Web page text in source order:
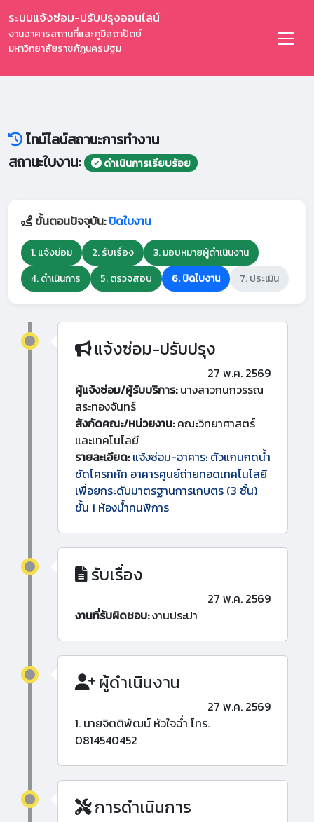
ระบบแจ้งซ่อม-ปรับปรุงออนไลน์
งานอาคารสถานที่และภูมิสถาปัตย์
มหาวิทยาลัยราชภัฏนครปฐม
ไทม์ไลน์สถานะการทำงาน
สถานะใบงาน:
ดำเนินการเรียบร้อย
ขั้นตอนปัจจุบัน:ปิดใบงาน
1. แจ้งซ่อม 2. รับเรื่อง
3. มอบหมายผู้ดำเนินงาน
4. ดำเนินการ
5. ตรวจสอบ 6. ปิดใบงาน 7. ประเมิน
แจ้งซ่อม-ปรับปรุง
27 พ.ค. 2569
ผู้แจ้งซ่อม/ผู้รับบริการ:นางสาวกนกวรรณ
สระทองจันทร์
สังกัดคณะ/หน่วยงาน:คณะวิทยาศาสตร์
และเทคโนโลยี
รายละเอียด: แจ้งซ่อม-อาคาร: ตัวแกนกดน้ำ
ชัดโครกหัก อาคารศูนย์ถ่ายทอดเทคโนโลยี
เพื่อยกระดับมาตรฐานการเกษตร (3 ชั้น)
ชั้น 1 ห้องน้ำคนพิการ
รับเรื่อง
27 พ.ค. 2569
งานที่รับผิดชอบ:งานประปา
ผู้ดำเนินงาน
27 พ.ค. 2569
1. นายจิตติพัฒน์ หัวใจฉ่ำ โทร.
0814540452
การดำเนินการ